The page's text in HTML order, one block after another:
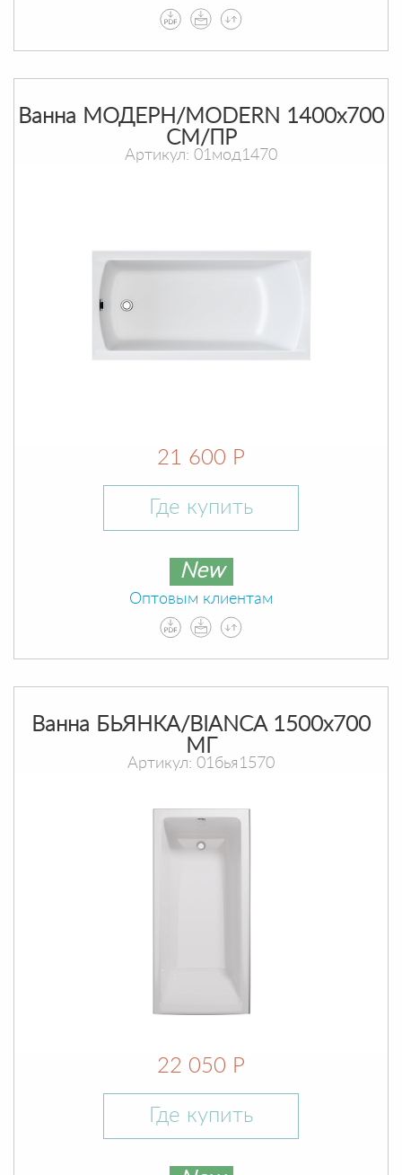
Ванна МОДЕРН/MODERN 1400х700
СМ/ПР
Артикул: 01мод1470
21 600 Р
Где купить
New
Оптовым клиентам
Ванна БЬЯНКА/BIANCA 1500х700
МГ
Артикул: 01бья1570
22 050 Р
Где купить